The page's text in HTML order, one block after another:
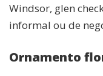
Windsor, glen
informal ou de
Ornamento